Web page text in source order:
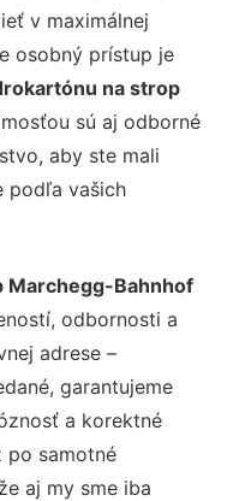
v maximálnej
osobný prístup je
na strop
sú aj odborné
aby ste mali
podľa vašich
Marchegg-Bahnhof
odbornosti a
adrese –
garantujeme
a korektné
po samotné
aj my sme iba